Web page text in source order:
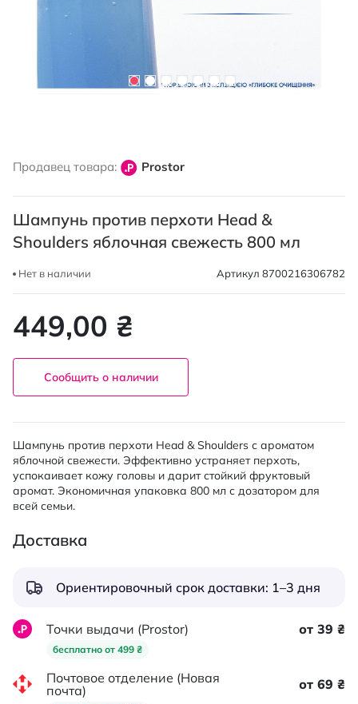
началу
изображений
Продавец товара: Prostor
Шампунь против перхоти Head &
Shoulders яблочная свежесть 800 мл
Нет в наличии Артикул 8700216306782
449,00 ₴
Сообщить о наличии
Шампунь против перхоти Head & Shoulders с ароматом
яблочной свежести. Эффективно устраняет перхоть,
успокаивает кожу головы и дарит стойкий фруктовый
аромат. Экономичная упаковка 800 мл с дозатором для
всей семьи.
Доставка
Ориентировочный срок доставки: 1–3 дня
Точки выдачи (Prostor)
бесплатно от 499 ₴
от 39 ₴
Почтовое отделение (Новая
почта)
от 69 ₴